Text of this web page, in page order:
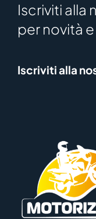
Iscriviti alla
per novità
Iscriviti alla